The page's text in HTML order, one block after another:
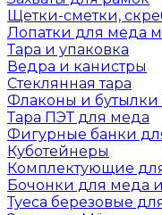
Щетки-сметки,
Лопатки для меда
Тара и упаковка
Ведра и канистры
Стеклянная тара
Флаконы и бутылки
Тара ПЭТ для меда
Фигурные банки
Куботейнеры
Комплектующие
Бочонки для меда
Туеса березовые